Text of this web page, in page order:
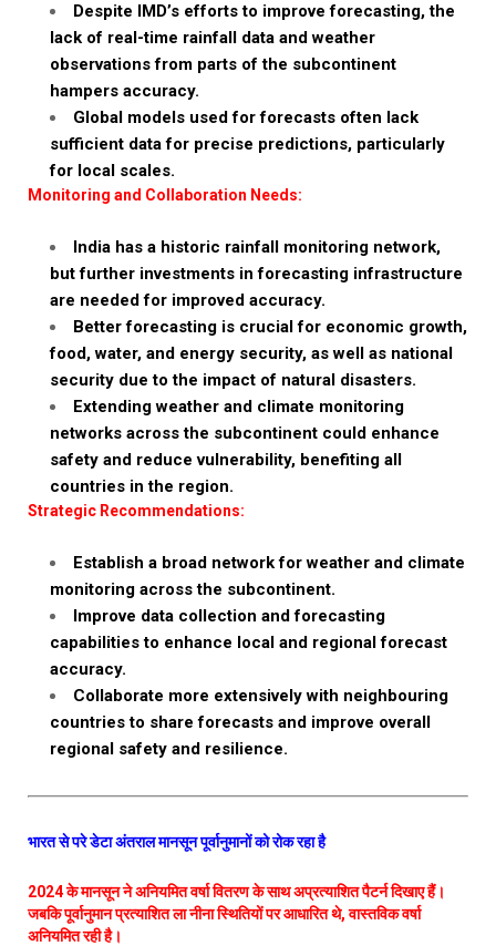
Despite IMD’s efforts to improve forecasting, the
lack of real-time rainfall data and weather
observations from parts of the subcontinent
hampers accuracy.
Global models used for forecasts often lack
sufficient data for precise predictions, particularly
for local scales.
Monitoring and Collaboration Needs:
India has a historic rainfall monitoring network,
but further investments in forecasting infrastructure
are needed for improved accuracy.
Better forecasting is crucial for economic growth,
food, water, and energy security, as well as national
security due to the impact of natural disasters.
Extending weather and climate monitoring
networks across the subcontinent could enhance
safety and reduce vulnerability, benefiting all
countries in the region.
Strategic Recommendations:
Establish a broad network for weather and climate
monitoring across the subcontinent.
Improve data collection and forecasting
capabilities to enhance local and regional forecast
accuracy.
Collaborate more extensively with neighbouring
countries to share forecasts and improve overall
regional safety and resilience.
भारत से परे डेटा अंतराल मानसून पूर्वानुमानों को रोक रहा है
2024 के मानसून ने अनियमित वर्षा वितरण के साथ अप्रत्याशित पैटर्न दिखाए हैं।
जबकि पूर्वानुमान प्रत्याशित ला नीना स्थितियों पर आधारित थे, वास्तविक वर्षा
अनियमित रही है।